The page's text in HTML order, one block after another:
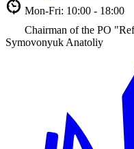
Mon-Fri: 10:00 - 18:00
Chairman of the PO
Symovonyuk Anatoliy